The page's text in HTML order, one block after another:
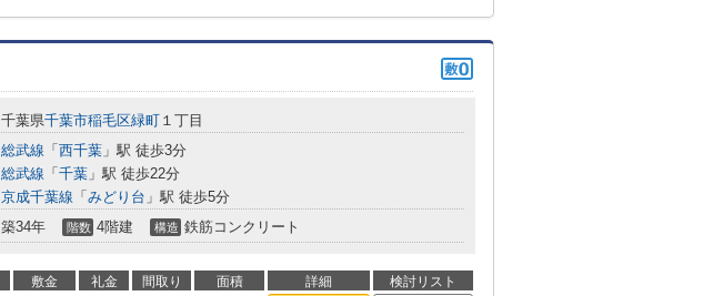
千葉県千葉市稲毛区緑町 １丁目
総武線 「 西千葉 」駅 徒歩3分
総武線 「 千葉 」駅 徒歩22分
京成千葉線 「 みどり台 」駅 徒歩5分
築34年 階数 4階建 構造 鉄筋コンクリート
敷金 礼金 間取り 面積 詳細
検討リスト